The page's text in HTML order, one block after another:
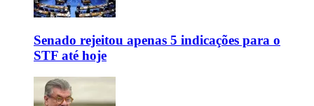
Senado rejeitou apenas 5 indicações para o
STF até hoje